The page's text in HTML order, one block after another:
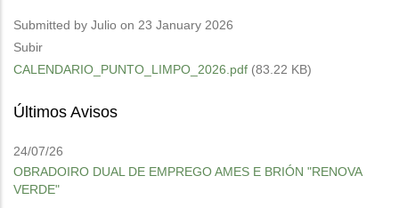
Submitted by Julio on 23 January 2026
Subir
CALENDARIO_PUNTO_LIMPO_2026.pdf (83.22 KB)
Últimos Avisos
24/07/26
OBRADOIRO DUAL DE EMPREGO AMES E BRIÓN "RENOVA
VERDE"